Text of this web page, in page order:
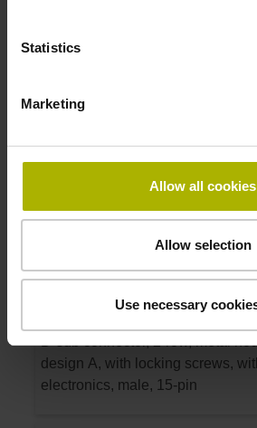
Statistics
Marketing
Allow all cookies
Allow selection
Use necessary
Product:
Electrical connection:
design A, with locking screws,
electronics, male, 15-pin
Product:
SPECTO-1278R-L3PZ13
D-sub connector, 2-row, metal
design A, with locking screws,
electronics, male, 15-pin